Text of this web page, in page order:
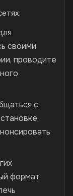
своими
проводите
с
формат